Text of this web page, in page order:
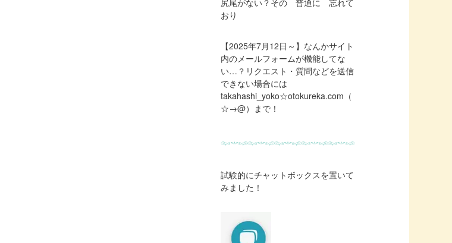
おり
【2025年7月12日～】なんかサイト
内のメールフォームが機能してな
い…？リクエスト・質問などを送信
できない場合には
takahashi_yoko☆otokureka.com（
☆→@）まで！
試験的にチャットボックスを置いて
みました！